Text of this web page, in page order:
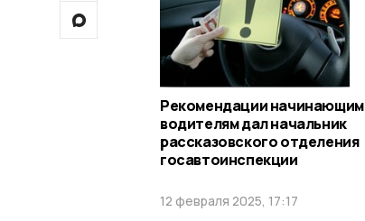
Рекомендации начинающим
водителям дал начальник
рассказовского отделения
госавтоинспекции
12 февраля 2025, 17:17